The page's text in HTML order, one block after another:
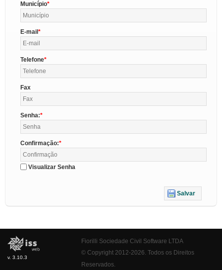
Município
E-mail
Telefone
Fax
Senha:
Confirmação:
Visualizar Senha
Salvar
v. 3.10.3
Fiorilli Sociedade Civil Software LTDA
© Copyright 2012-2026. Todos os Direitos
Reservados.